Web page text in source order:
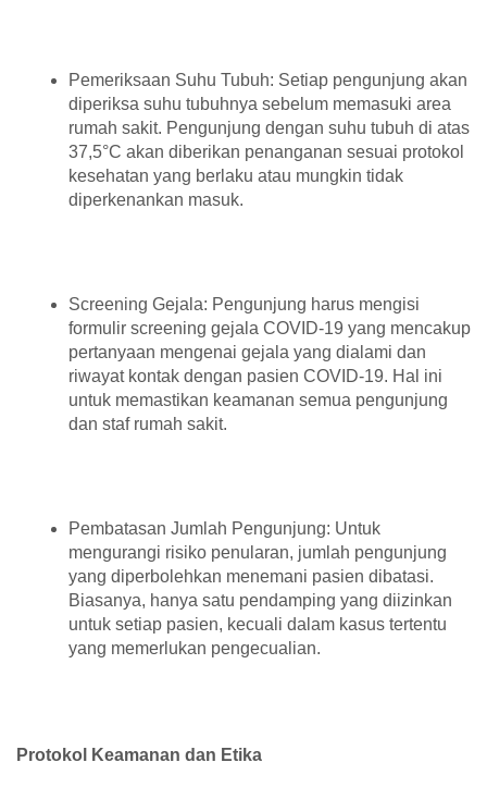
Pemeriksaan Suhu Tubuh: Setiap pengunjung akan
diperiksa suhu tubuhnya sebelum memasuki area
rumah sakit. Pengunjung dengan suhu tubuh di atas
37,5°C akan diberikan penanganan sesuai protokol
kesehatan yang berlaku atau mungkin tidak
diperkenankan masuk.
Screening Gejala: Pengunjung harus mengisi
formulir screening gejala COVID-19 yang mencakup
pertanyaan mengenai gejala yang dialami dan
riwayat kontak dengan pasien COVID-19. Hal ini
untuk memastikan keamanan semua pengunjung
dan staf rumah sakit.
Pembatasan Jumlah Pengunjung: Untuk
mengurangi risiko penularan, jumlah pengunjung
yang diperbolehkan menemani pasien dibatasi.
Biasanya, hanya satu pendamping yang diizinkan
untuk setiap pasien, kecuali dalam kasus tertentu
yang memerlukan pengecualian.
Protokol Keamanan dan Etika